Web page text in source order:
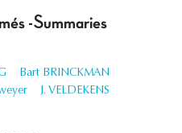
-Summaries
Bart BRINCKMAN
J. VELDEKENS